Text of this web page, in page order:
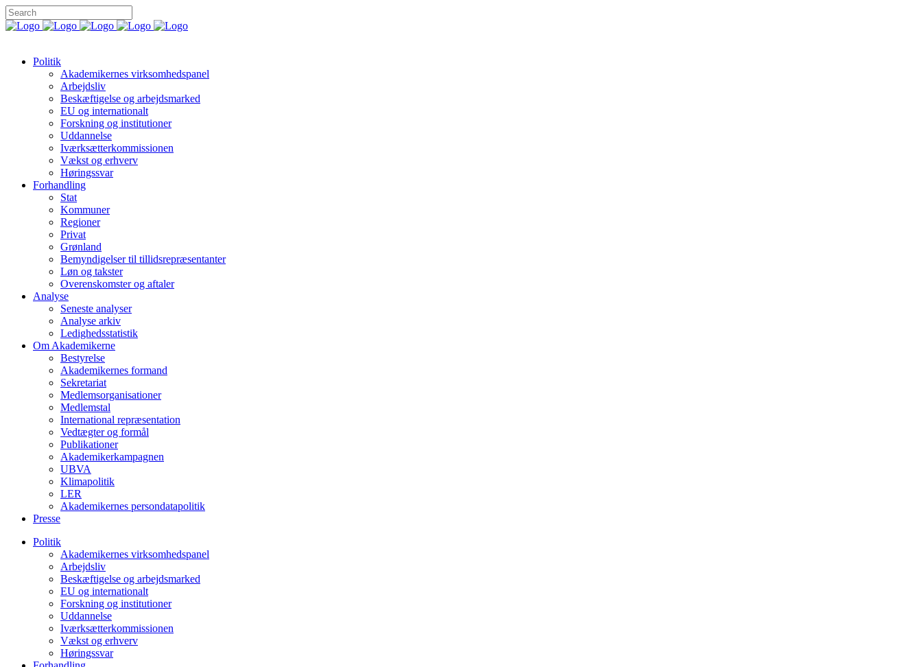
Politik
Akademikernes virksomhedspanel
Arbejdsliv
Beskæftigelse og arbejdsmarked
EU og internationalt
Forskning og institutioner
Uddannelse
Iværksætterkommissionen
Vækst og erhverv
Høringssvar
Forhandling
Stat
Kommuner
Regioner
Privat
Grønland
Bemyndigelser til tillidsrepræsentanter
Løn og takster
Overenskomster og aftaler
Analyse
Seneste analyser
Analyse arkiv
Ledighedsstatistik
Om Akademikerne
Bestyrelse
Akademikernes formand
Sekretariat
Medlemsorganisationer
Medlemstal
International repræsentation
Vedtægter og formål
Publikationer
Akademikerkampagnen
UBVA
Klimapolitik
LER
Akademikernes persondatapolitik
Presse
Politik
Akademikernes virksomhedspanel
Arbejdsliv
Beskæftigelse og arbejdsmarked
EU og internationalt
Forskning og institutioner
Uddannelse
Iværksætterkommissionen
Vækst og erhverv
Høringssvar